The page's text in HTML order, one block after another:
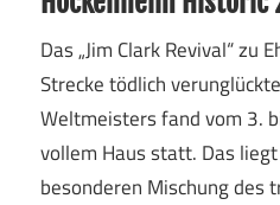
Das „Jim Clark Revival“ zu
Strecke tödlich
Weltmeisters fand vom 3.
vollem Haus statt. Das
besonderen Mischung des